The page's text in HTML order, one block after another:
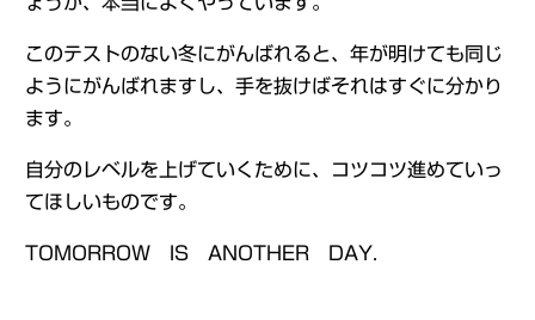
このテストのない冬にがんばれると、年が明けても同じ
ようにがんばれますし、手を抜けばそれはすぐに分かり
ます。
自分のレベルを上げていくために、コツコツ進めていっ
てほしいものです。
TOMORROW IS ANOTHER DAY.